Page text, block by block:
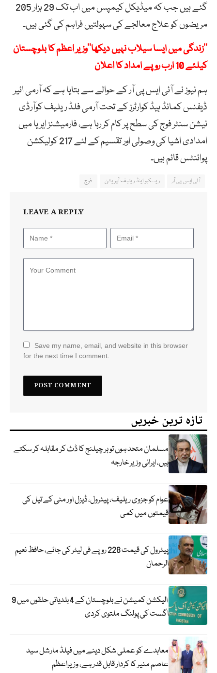
گئے ہیں جب کہ میڈیکل کیمپس میں اب تک 29 ہزار 205
مریضوں کو علاج معالجے کی سہولتیں فراہم کی گئی ہیں۔
’’زندگی میں ایسا سیلاب نہیں دیکھا’’وزیر اعظم کا بلوچستان
کیلئے 10 ارب روپے امداد کا اعلان
ہم نیوز نے آئی ایس پی آر کے حوالے سے بتایا ہے کہ آرمی ائیر
ڈیفنس کمانڈ ہیڈ کوارٹرز کے تحت آرمی فلڈ ریلیف کوآرڈی
نیشن سنٹر فوج کی سطح پر کام کر رہا ہے، فارمیشنز ایریا میں
امدادی اشیا کی وصولی اور تقسیم کے لئے 217 کولیکشن
پوائنٹس قائم ہیں۔
آئی ایس پی آر ریسکیو اینڈ ریلیف آپریشن فوج
LEAVE A REPLY
Save my name, email, and website in this browser
for the next time I comment.
تازہ ترین خبریں
مسلمان متحد ہوں تو ہر چیلنج کا ڈٹ کر مقابلہ کر سکتے
ہیں، ایرانی وزیر خارجہ
عوام کو جزوی ریلیف، پیٹرول، ڈیزل اور مٹی کے تیل کی
قیمتوں میں کمی
پیٹرول کی قیمت 228 روپے فی لیٹر کی جائے، حافظ نعیم
الرحمان
الیکشن کمیشن نے بلوچستان کے 4 بلدیاتی حلقوں میں 9
اگست کی پولنگ ملتوی کردی
معاہدے کو عملی شکل دینے میں فیلڈ مارشل سید
عاصم منیر کا کردار قابل قدر ہے، وزیراعظم